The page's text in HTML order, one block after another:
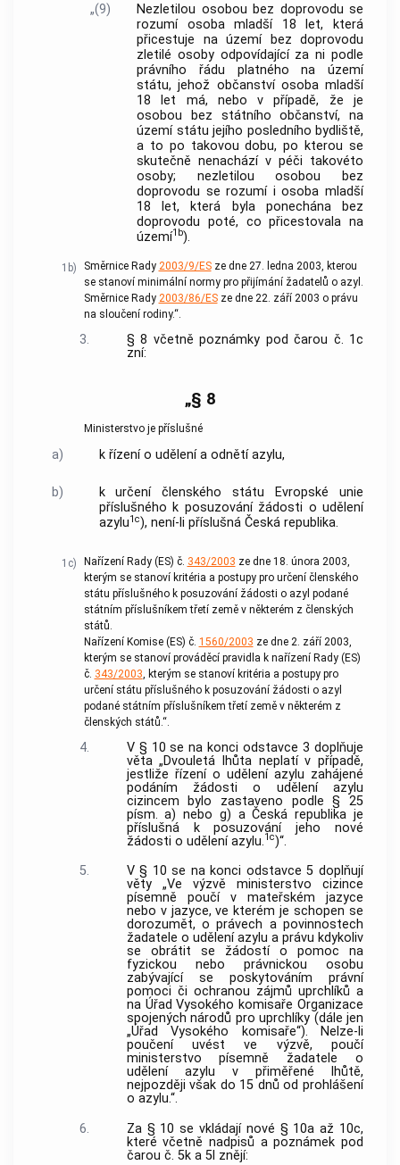
„(9)
Nezletilou osobou bez doprovodu se
rozumí osoba mladší 18 let, která
přicestuje na území bez doprovodu
zletilé osoby odpovídající za ni podle
právního řádu platného na území
státu, jehož občanství osoba mladší
18 let má, nebo v případě, že je
osobou bez státního občanství, na
území státu jejího posledního bydliště,
a to po takovou dobu, po kterou se
skutečně nenachází v péči takovéto
osoby; nezletilou osobou bez
doprovodu se rozumí i osoba mladší
18 let, která byla ponechána bez
doprovodu poté, co přicestovala na
území1b).
1b) Směrnice Rady 2003/9/ESze dne 27. ledna 2003, kterou
se stanoví minimální normy pro přijímání žadatelů o azyl.
Směrnice Rady 2003/86/ESze dne 22. září 2003 o právu
na sloučení rodiny.“.
3.
§ 8 včetně poznámky pod čarou č. 1c
zní:
„§ 8
Ministerstvo je příslušné
a) k řízení o udělení a odnětí azylu,
b)
k určení členského státu Evropské unie
příslušného k posuzování žádosti o udělení
azylu1c), není-li příslušná Česká republika.
1c) Nařízení Rady (ES) č. 343/2003 ze dne 18. února 2003,
kterým se stanoví kritéria a postupy pro určení členského
státu příslušného k posuzování žádosti o azyl podané
státním příslušníkem třetí země v některém z členských
států.
Nařízení Komise (ES) č. 1560/2003 ze dne 2. září 2003,
kterým se stanoví prováděcí pravidla k nařízení Rady (ES)
č. 343/2003 , kterým se stanoví kritéria a postupy pro
určení státu příslušného k posuzování žádosti o azyl
podané státním příslušníkem třetí země v některém z
členských států.“.
4.
V § 10 se na konci odstavce 3 doplňuje
věta „Dvouletá lhůta neplatí v případě,
jestliže řízení o udělení azylu zahájené
podáním žádosti o udělení azylu
cizincem bylo zastaveno podle § 25
písm. a) nebo g) a Česká republika je
příslušná k posuzování jeho nové
žádosti o udělení azylu.1c)“.
5.
V § 10 se na konci odstavce 5 doplňují
věty „Ve výzvě ministerstvo cizince
písemně poučí v mateřském jazyce
nebo v jazyce, ve kterém je schopen se
dorozumět, o právech a povinnostech
žadatele o udělení azylu a právu kdykoliv
se obrátit se žádostí o pomoc na
fyzickou nebo právnickou osobu
zabývající se poskytováním právní
pomoci či ochranou zájmů uprchlíků a
na Úřad Vysokého komisaře Organizace
spojených národů pro uprchlíky (dále jen
„Úřad Vysokého komisaře“). Nelze-li
poučení uvést ve výzvě, poučí
ministerstvo písemně žadatele o
udělení azylu v přiměřené lhůtě,
nejpozději však do 15 dnů od prohlášení
o azylu.“.
6.
Za § 10 se vkládají nové § 10a až 10c,
které včetně nadpisů a poznámek pod
čarou č. 5k a 5l znějí: